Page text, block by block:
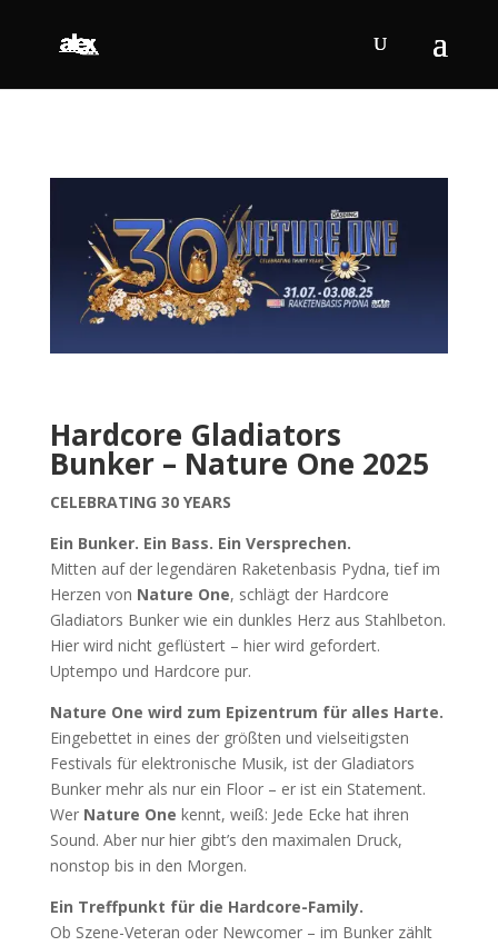
Hardcore Gladiators
Bunker – Nature One 2025
CELEBRATING 30 YEARS
Ein Bunker. Ein Bass. Ein Versprechen.
Mitten auf der legendären Raketenbasis Pydna, tief im
Herzen von Nature One, schlägt der Hardcore
Gladiators Bunker wie ein dunkles Herz aus Stahlbeton.
Hier wird nicht geflüstert – hier wird gefordert.
Uptempo und Hardcore pur.
Nature One wird zum Epizentrum für alles Harte.
Eingebettet in eines der größten und vielseitigsten
Festivals für elektronische Musik, ist der Gladiators
Bunker mehr als nur ein Floor – er ist ein Statement.
Wer Nature One kennt, weiß: Jede Ecke hat ihren
Sound. Aber nur hier gibt’s den maximalen Druck,
nonstop bis in den Morgen.
Ein Treffpunkt für die Hardcore-Family.
Ob Szene-Veteran oder Newcomer – im Bunker zählt